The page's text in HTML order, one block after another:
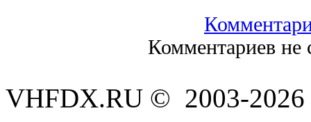
Комментариев не
VHFDX.RU © 2003-2026